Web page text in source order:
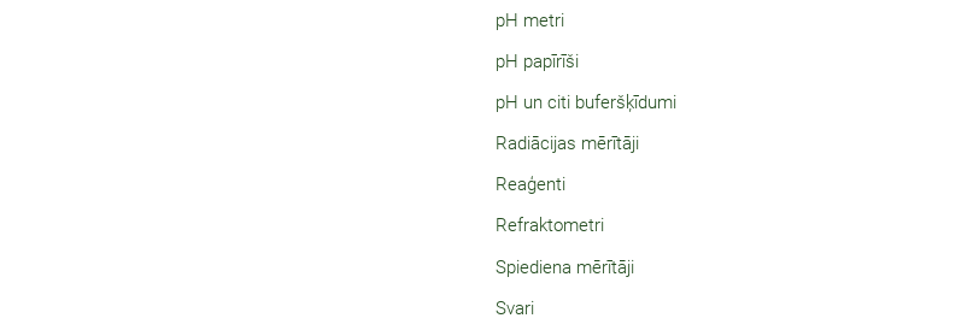
pH metri
pH papīrīši
pH un citi buferšķīdumi
Radiācijas mērītāji
Reaģenti
Refraktometri
Spiediena mērītāji
Svari